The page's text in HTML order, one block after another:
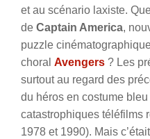
et au scénario laxiste.
de Captain America,
puzzle
choral Avengers ? Les
surtout au regard des
du héros en costume
catastrophiques téléfilms
1978 et 1990). Mais